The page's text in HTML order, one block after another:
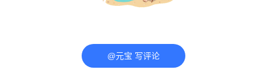
@元宝 写评论